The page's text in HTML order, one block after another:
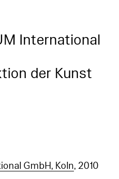
International
der Kunst
GmbH, Koln, 2010